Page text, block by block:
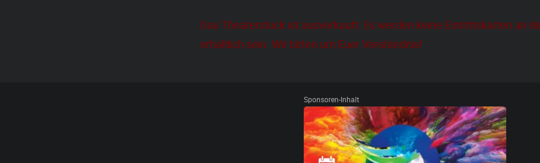
Das Theaterstück ist ausverkauft. Es werden keine Eintrittskarten an
erhältlich sein. Wir bitten um Euer Verständnis!
Sponsoren-Inhalt